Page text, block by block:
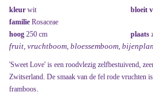
kleur wit bloeit
familie Rosaceae
hoog 250 cm plaats
fruit, vruchtboom, bloessemboom,
'Sweet Love' is een roodvlezig zelfbestuivend,
Zwitserland. De smaak van de fel rode vruchten
framboos.